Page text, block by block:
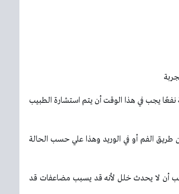
نفعًا يجب في هذا الوقت أن يتم استشارة الطبيب
الفم أو في الوريد وهذا علي حسب الحالة
أن لا يحدث خلل لأنه قد يسبب مضاعفات قد